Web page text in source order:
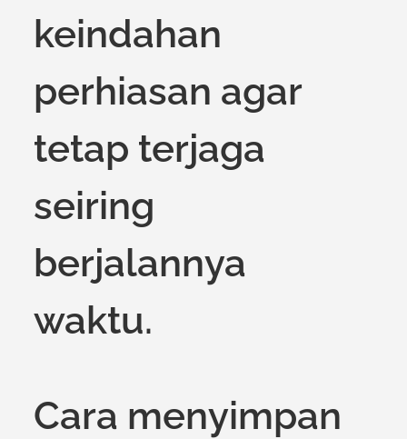
keindahan
perhiasan agar
tetap terjaga
seiring
berjalannya
waktu.
Cara menyimpan